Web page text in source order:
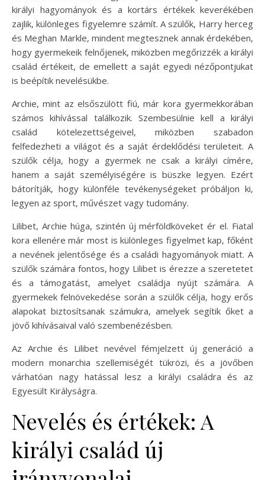
királyi hagyományok és a kortárs értékek keverékében
zajlik, különleges figyelemre számít. A szülők, Harry herceg
és Meghan Markle, mindent megtesznek annak érdekében,
hogy gyermekeik felnőjenek, miközben megőrizzék a királyi
család értékeit, de emellett a saját egyedi nézőpontjukat
is beépítik nevelésükbe.
Archie, mint az elsőszülött fiú, már kora gyermekkorában
számos kihívással találkozik. Szembesülnie kell a királyi
család kötelezettségeivel, miközben szabadon
felfedezheti a világot és a saját érdeklődési területeit. A
szülők célja, hogy a gyermek ne csak a királyi címére,
hanem a saját személyiségére is büszke legyen. Ezért
bátorítják, hogy különféle tevékenységeket próbáljon ki,
legyen az sport, művészet vagy tudomány.
Lilibet, Archie húga, szintén új mérföldköveket ér el. Fiatal
kora ellenére már most is különleges figyelmet kap, főként
a nevének jelentősége és a családi hagyományok miatt. A
szülők számára fontos, hogy Lilibet is érezze a szeretetet
és a támogatást, amelyet családja nyújt számára. A
gyermekek felnövekedése során a szülők célja, hogy erős
alapokat biztosítsanak számukra, amelyek segítik őket a
jövő kihívásaival való szembenézésben.
Az Archie és Lilibet nevével fémjelzett új generáció a
modern monarchia szellemiségét tükrözi, és a jövőben
várhatóan nagy hatással lesz a királyi családra és az
Egyesült Királyságra.
Nevelés és értékek: A
királyi család új